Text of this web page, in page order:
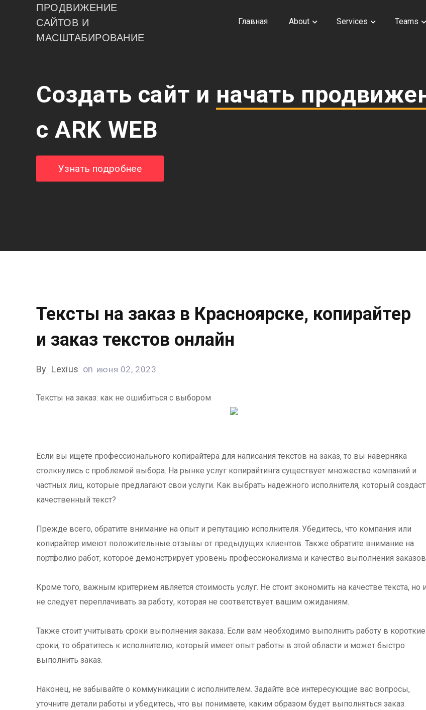
ПРОДВИЖЕНИЕ
САЙТОВ И
МАСШТАБИРОВАНИЕ
Главная About Services Teams
Создать сайт и начать
с ARK WEB
Узнать подробнее
Тексты на заказ в Красноярске, копирайтер
и заказ текстов онлайн
By Lexius on июня 02, 2023
Тексты на заказ: как не ошибиться с выбором
Если вы ищете профессионального копирайтера для написания текстов на заказ, то вы наверняка
столкнулись с проблемой выбора. На рынке услуг копирайтинга существует множество компаний и
частных лиц, которые предлагают свои услуги. Как выбрать надежного исполнителя, который создаст
качественный текст?
Прежде всего, обратите внимание на опыт и репутацию исполнителя. Убедитесь, что компания или
копирайтер имеют положительные отзывы от предыдущих клиентов. Также обратите внимание на
портфолио работ, которое демонстрирует уровень профессионализма и качество выполнения
Кроме того, важным критерием является стоимость услуг. Не стоит экономить на качестве текста, но и
не следует переплачивать за работу, которая не соответствует вашим ожиданиям.
Также стоит учитывать сроки выполнения заказа. Если вам необходимо выполнить работу в короткие
сроки, то обратитесь к исполнителю, который имеет опыт работы в этой области и может быстро
выполнить заказ.
Наконец, не забывайте о коммуникации с исполнителем. Задайте все интересующие вас вопросы,
уточните детали работы и убедитесь, что вы понимаете, каким образом будет выполняться заказ.